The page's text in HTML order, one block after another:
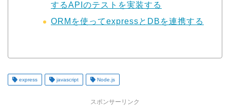
するAPIのテストを実装する
ORMを使ってexpressとDBを連携する
express javascript Node.js
スポンサーリンク